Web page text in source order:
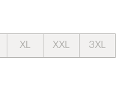
XL XXL 3XL